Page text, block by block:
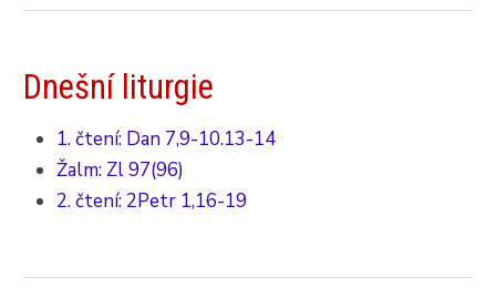
Dnešní liturgie
1. čtení: Dan 7,9-10.13-14
Žalm: Zl 97(96)
2. čtení: 2Petr 1,16-19